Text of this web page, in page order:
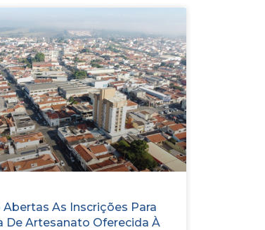
Abertas As Inscrições Para
De Artesanato Oferecida À